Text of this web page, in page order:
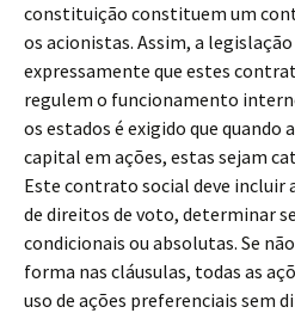
constituição constituem um
os acionistas. Assim, a
expressamente que estes
regulem o funcionamento
os estados é exigido que quando
capital em ações, estas sejam
Este contrato social deve incluir
de direitos de voto, determinar
condicionais ou absolutas. Se
forma nas cláusulas, todas as
uso de ações preferenciais sem